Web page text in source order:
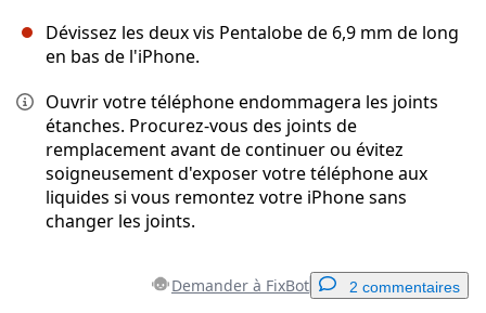
Dévissez les deux vis Pentalobe de 6,9 mm de long
en bas de l'iPhone.
Ouvrir votre téléphone endommagera les joints
étanches. Procurez-vous des joints de
remplacement avant de continuer ou évitez
soigneusement d'exposer votre téléphone aux
liquides si vous remontez votre iPhone sans
changer les joints.
Demander à FixBot 2 commentaires